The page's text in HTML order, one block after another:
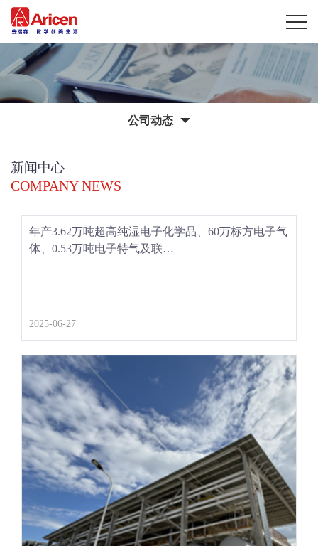
公司动态
新闻中心
COMPANY NEWS
年产3.62万吨超高纯湿电子化学品、60万标方电子气
体、0.53万吨电子特气及联…
2025-06-27